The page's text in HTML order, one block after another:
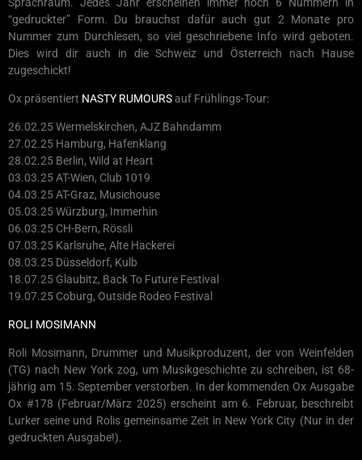
“gedruckter” Form. Du brauchst dafür auch gut 2 Monate pro
Nummer zum Durchlesen, so viel geschriebene Info wird geboten.
Dies wird dir auch in die Schweiz und Österreich nach Hause
zugeschickt!
Ox präsentiert NASTY RUMOURSauf Frühlings-Tour:
26.02.25 Wermelskirchen, AJZ Bahndamm
27.02.25 Hamburg, Hafenklang
28.02.25 Berlin, Wild at Heart
03.03.25 AT-Wien, Club 1019
04.03.25 AT-Graz, Musichouse
05.03.25 Würzburg, Immerhin
06.03.25 CH-Bern, Rössli
07.03.25 Karlsruhe, Alte Hackerei
08.03.25 Düsseldorf, Kulb
18.07.25 Glaubitz, Back To Future Festival
19.07.25 Coburg, Outside Rodeo Festival
ROLI MOSIMANN
Roli Mosimann, Drummer und Musikproduzent, der von Weinfelden
(TG) nach New York zog, um Musikgeschichte zu schreiben, ist 68-
jährig am 15. September verstorben. In der kommenden Ox Ausgabe
Ox #178 (Februar/März 2025) erscheint am 6. Februar, beschreibt
Lurker seine und Rolis gemeinsame Zeit in New York City (Nur in der
gedruckten Ausgabe!).